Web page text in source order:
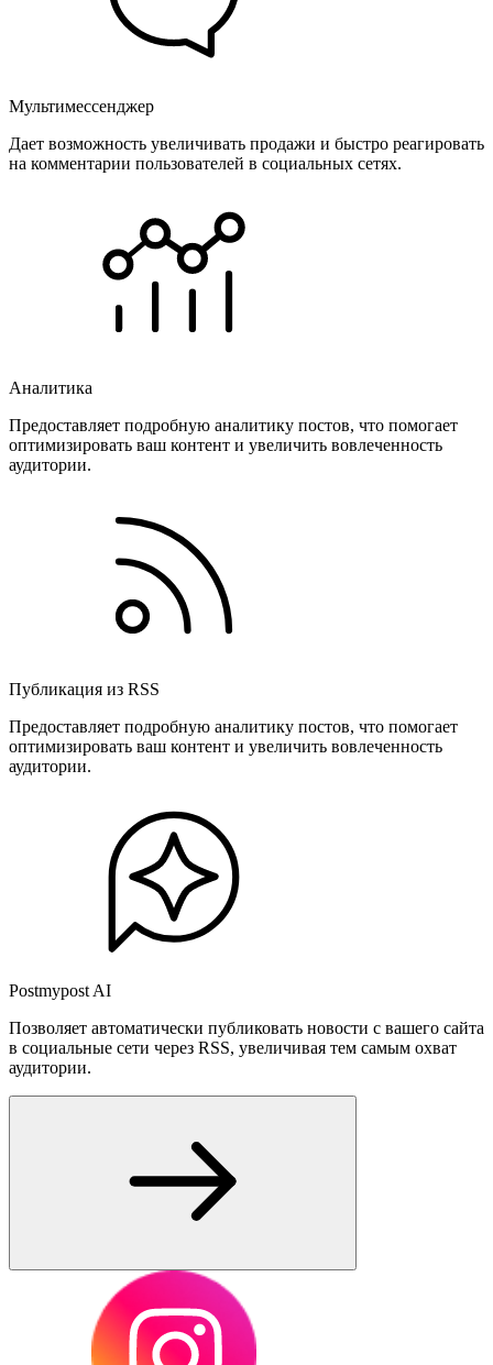
Мультимессенджер
Дает возможность увеличивать продажи и быстро реагировать
на комментарии пользователей в социальных сетях.
Аналитика
Предоставляет подробную аналитику постов, что помогает
оптимизировать ваш контент и увеличить вовлеченность
аудитории.
Публикация из RSS
Предоставляет подробную аналитику постов, что помогает
оптимизировать ваш контент и увеличить вовлеченность
аудитории.
Postmypost AI
Позволяет автоматически публиковать новости с вашего сайта
в социальные сети через RSS, увеличивая тем самым охват
аудитории.